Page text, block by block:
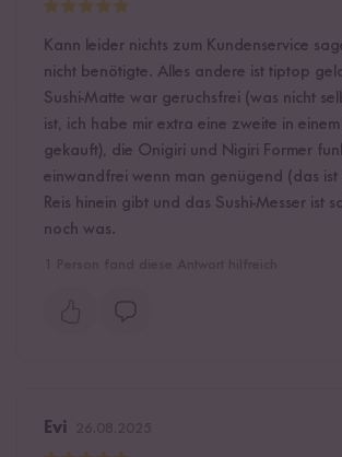
Kann leider nichts zum Kundenservice
nicht benötigte. Alles andere ist tiptop
Sushi-Matte war geruchsfrei (was nicht
ist, ich habe mir extra eine zweite in
gekauft), die Onigiri und Nigiri Former
einwandfrei wenn man genügend (das ist
Reis hinein gibt und das Sushi-Messer ist
noch was.
Evi